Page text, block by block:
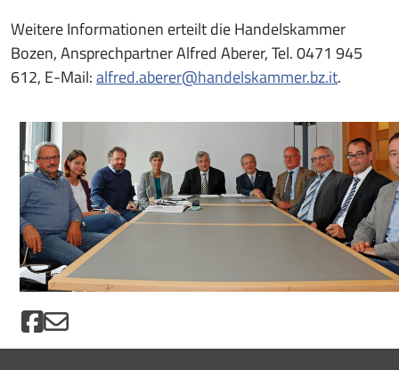
Weitere Informationen erteilt die Handelskammer
Bozen, Ansprechpartner Alfred Aberer, Tel. 0471 945
612, E-Mail:alfred.aberer@handelskammer.bz.it.